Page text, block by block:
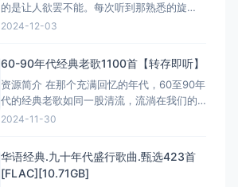
的是让人欲罢不能。每次听到那熟悉的旋
律，心跳都会不由自主地加速，仿佛被某种
沉浸在音乐的海洋中无法自拔。 我个人特别
喜欢那种节奏明快、充满活力的前奏，它们
就像是一股清流，在繁忙的
2024-12-03
60-90年代经典老歌1100首【转存即听】
资源简介 在那个充满回忆的年代，60至90年
代的经典老歌如同一股清流，流淌在我们的
心间。这些歌曲不仅是音乐的瑰宝，更是我
每一首都承载着一段美好的故事。 那时候，
我们没有智能手机，没有互联网，只有一台
2024-11-30
华语经典.九十年代盛行歌曲.甄选423首
[FLAC][10.71GB]